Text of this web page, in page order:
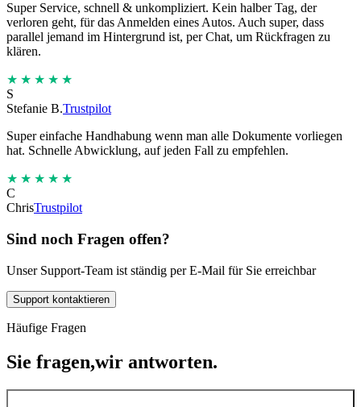
Super Service, schnell & unkompliziert. Kein halber Tag, der
verloren geht, für das Anmelden eines Autos. Auch super, dass
parallel jemand im Hintergrund ist, per Chat, um Rückfragen zu
klären.
★★★★★
S
Stefanie B.Trustpilot
Super einfache Handhabung wenn man alle Dokumente vorliegen
hat. Schnelle Abwicklung, auf jeden Fall zu empfehlen.
★★★★★
C
ChrisTrustpilot
Sind noch Fragen offen?
Unser Support-Team ist ständig per E-Mail für Sie erreichbar
Support kontaktieren
Häufige Fragen
Sie fragen,wir antworten.